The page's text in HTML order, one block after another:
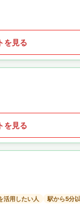
を見る
を見る
活用したい人 駅から5分